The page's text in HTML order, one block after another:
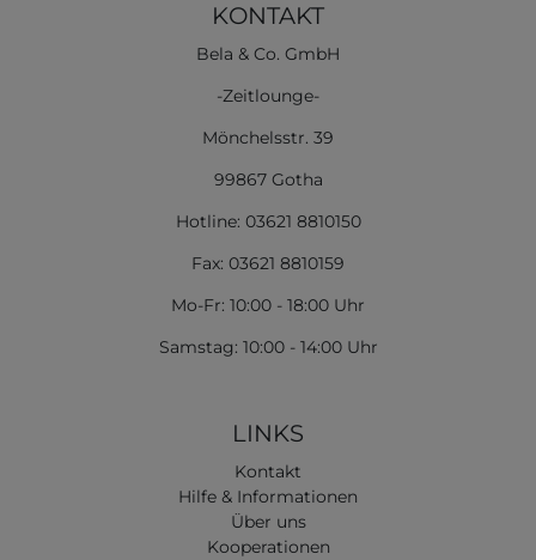
KONTAKT
Bela & Co. GmbH
-Zeitlounge-
Mönchelsstr. 39
99867 Gotha
Hotline: 03621 8810150
Fax: 03621 8810159
Mo-Fr: 10:00 - 18:00 Uhr
Samstag: 10:00 - 14:00 Uhr
LINKS
Kontakt
Hilfe & Informationen
Über uns
Kooperationen